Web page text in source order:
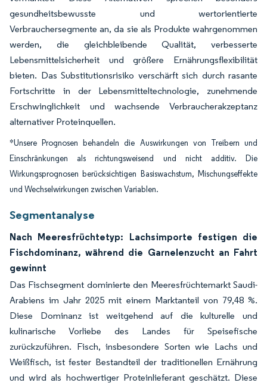
gesundheitsbewusste und wertorientierte
Verbrauchersegmente an, da sie als Produkte wahrgenommen
werden, die gleichbleibende Qualität, verbesserte
Lebensmittelsicherheit und größere Ernährungsflexibilität
bieten. Das Substitutionsrisiko verschärft sich durch rasante
Fortschritte in der Lebensmitteltechnologie, zunehmende
Erschwinglichkeit und wachsende Verbraucherakzeptanz
alternativer Proteinquellen.
*Unsere Prognosen behandeln die Auswirkungen von Treibern und
Einschränkungen als richtungsweisend und nicht additiv. Die
Wirkungsprognosen berücksichtigen Basiswachstum, Mischungseffekte
und Wechselwirkungen zwischen Variablen.
Segmentanalyse
Nach Meeresfrüchtetyp: Lachsimporte festigen die
Fischdominanz, während die Garnelenzucht an Fahrt
gewinnt
Das Fischsegment dominierte den Meeresfrüchtemarkt Saudi-
Arabiens im Jahr 2025 mit einem Marktanteil von 79,48 %.
Diese Dominanz ist weitgehend auf die kulturelle und
kulinarische Vorliebe des Landes für Speisefische
zurückzuführen. Fisch, insbesondere Sorten wie Lachs und
Weißfisch, ist fester Bestandteil der traditionellen Ernährung
und wird als hochwertiger Proteinlieferant geschätzt. Diese